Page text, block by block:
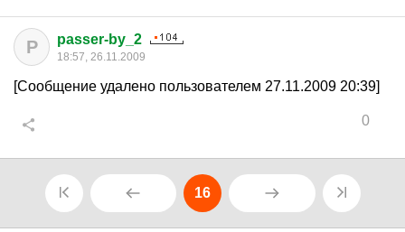
P passer-by_2
18:57, 26.11.2009
[Сообщение удалено пользователем 27.11.2009 20:39]
0
16